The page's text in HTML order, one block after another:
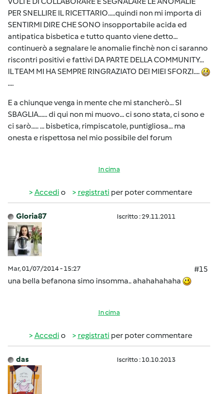
PER SNELLIRE IL RICETTARIO.....quindi non mi importa di
SENTIRMI DIRE CHE SONO insopportabile acida ed
antipatica bisbetica e tutto quanto viene detto...
continuerò a segnalare le anomalie finchè non ci saranno
riscontri positivi e fattivi DA PARTE DELLA COMMUNITY...
IL TEAM MI HA SEMPRE RINGRAZIATO DEI MIEI SFORZI....
....
E a chiunque venga in mente che mi stancherò... SI
SBAGLIA...... di qui non mi muovo... ci sono stata, ci sono e
ci sarò..... ... bisbetica, rimpiscatole, puntigliosa... ma
onesta e rispettosa nel mio possibile del forum
In cima
Accedi o registrati per poter commentare
Gloria87 Iscritto : 29.11.2011
Mar, 01/07/2014 - 15:27
#15
una bella befanona simo insomma.. ahahahahaha
In cima
Accedi o registrati per poter commentare
das Iscritto : 10.10.2013